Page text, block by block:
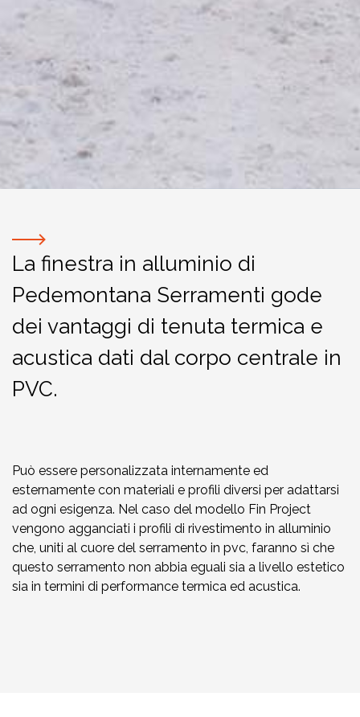
La finestra in alluminio di
Pedemontana Serramenti gode
dei vantaggi di tenuta termica e
acustica dati dal corpo centrale in
PVC.
Può essere personalizzata internamente ed
esternamente con materiali e profili diversi per adattarsi
ad ogni esigenza. Nel caso del modello Fin Project
vengono agganciati i profili di rivestimento in alluminio
che, uniti al cuore del serramento in pvc, faranno sì che
questo serramento non abbia eguali sia a livello estetico
sia in termini di performance termica ed acustica.